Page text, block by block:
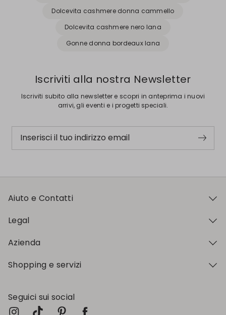
Dolcevita cashmere donna cammello
Dolcevita cashmere nero lana
Gonne donna bordeaux lana
Iscriviti alla nostra Newsletter
Iscriviti subito alla newsletter e scopri in anteprima i nuovi
arrivi, gli eventi e i progetti speciali.
Inserisci il tuo indirizzo email
Aiuto e Contatti
Legal
Azienda
Shopping e servizi
Seguici sui social